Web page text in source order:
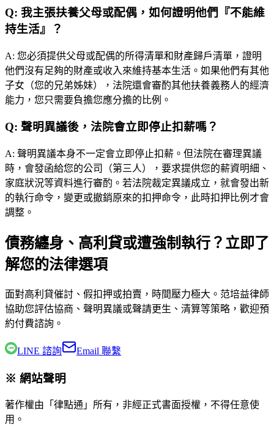
Q: 我主張扶養父母或配偶，如何證明他們『不能維
持生活』？
A: 您必須提供父母或配偶的所得清單和財產歸戶清單，證明
他們沒有足夠的財產或收入來維持基本生活。如果他們有其他
子女（您的兄弟姊妹），法院還會審酌其他扶養義務人的經濟
能力，您只需要負擔您應分擔的比例。
Q: 聲明異議後，法院會立即停止扣薪嗎？
A: 聲明異議本身不一定會立即停止扣薪。但法院在審理異議
時，會發函給您的公司（第三人），要求提供您的薪資明細、
家庭狀況等資料進行審酌。若法院裁定異議成立，就會發出新
的執行命令，變更或撤銷原來的扣押命令，此時扣押比例才會
調整。
債務纏身、高利貸或遭強制執行？立即了
解您的法律選項
面對高利貸催討、假扣押或拍賣，時間壓力極大。 范培益律師
協助您評估協商、聲明異議或聲請更生、清算等策略，歡迎預
約付費諮詢。
LINE 諮詢 Email 聯繫
※ 網站聲明
著作權由「律點通」所有，非經正式書面授權，不得任意使
用。